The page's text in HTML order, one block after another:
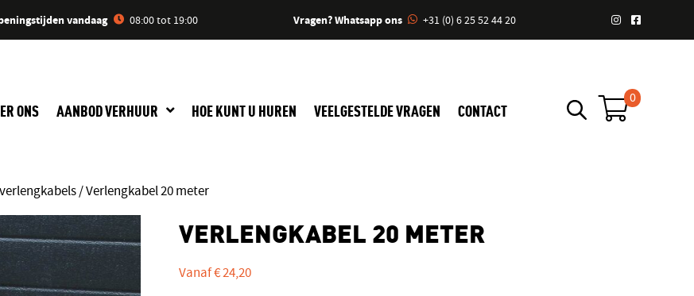
vandaag 08:00 tot 19:00 Vragen? Whatsapp ons +31 (0) 6 25 52 44 20
ONS AANBOD VERHUUR HOE KUNT U HUREN VEELGESTELDE VRAGEN CONTACT
0
/ Verlengkabel 20 meter
VERLENGKABEL 20 METER
Vanaf€24,20